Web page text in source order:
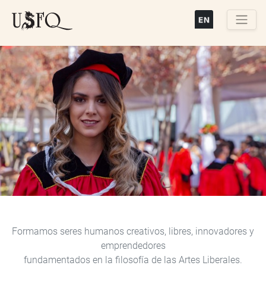
principal
Previous Next
Formamos seres humanos creativos, libres, innovadores y
emprendedores
fundamentados en la filosofía de las Artes Liberales.